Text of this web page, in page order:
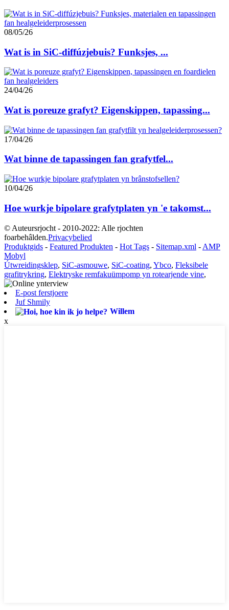
08/05/26
Wat is in SiC-diffúzjebuis? Funksjes, ...
24/04/26
Wat is poreuze grafyt? Eigenskippen, tapassing...
17/04/26
Wat binne de tapassingen fan grafytfel...
10/04/26
Hoe wurkje bipolare grafytplaten yn 'e takomst...
© Auteursrjocht - 2010-2022: Alle rjochten
foarbehâlden.Privacybelied
Produktgids - Featured Produkten - Hot Tags - Sitemap.xml - AMP
Mobyl
Útwreidingsklep, SiC-asmouwe, SiC-coating, Ybco, Fleksibele
grafitrykring, Elektryske remfakuümpomp yn rotearjende vine,
E-post ferstjoere
Juf Shmily
Willem
x